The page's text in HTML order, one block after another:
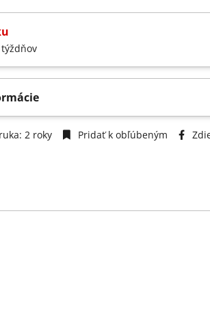
2 roky Pridať k obľúbeným